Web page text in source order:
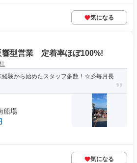
気になる
響型営業 定着率ほぼ100%!
経験から始めたスタッフ多数！☆彡毎月長
船場
気になる